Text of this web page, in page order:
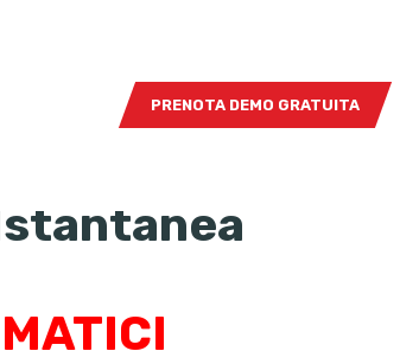
PRENOTA DEMO GRATUITA